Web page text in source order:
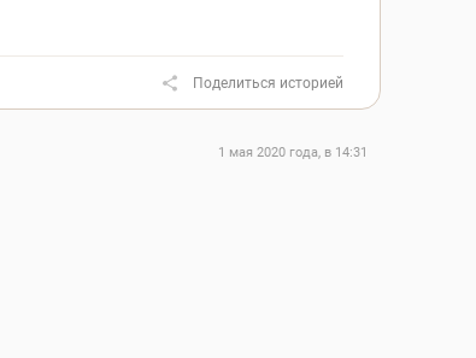
Поделиться историей
1 мая 2020 года, в 14:31